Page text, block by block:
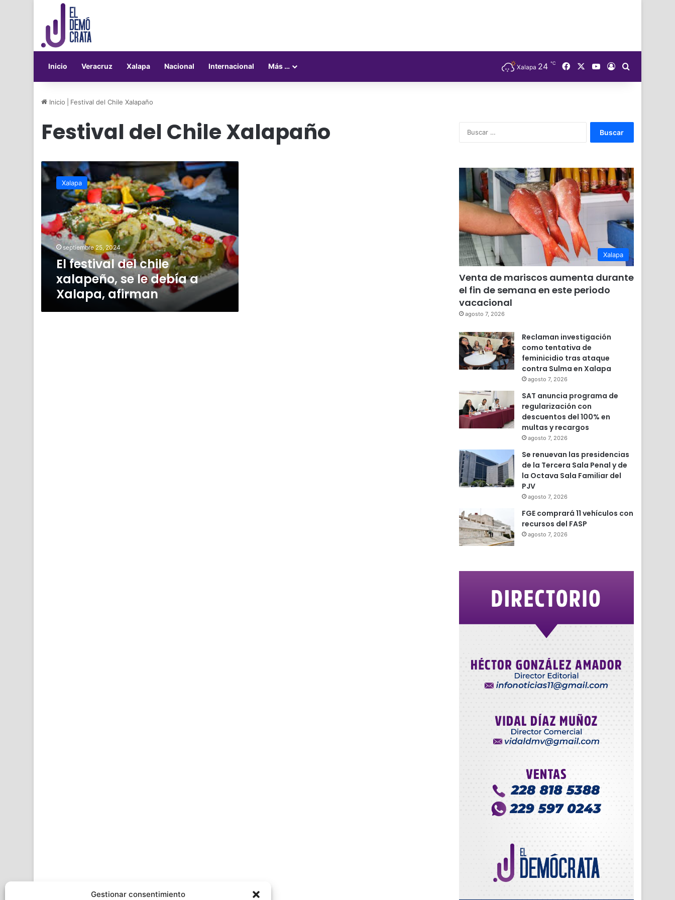
Gestionar consentimiento
Inicio Veracruz Xalapa Nacional Internacional Más … Xalapa 24 ℃ FacebookYouTube
Acceso
Inicio Festival del Chile Xalapaño
Festival del Chile Xalapaño
El
festival
xalapeño,
se
le
debía
Xalapa,
Xalapa
septiembre 25, 2024
El festival del chile
xalapeño, se le debía a
Xalapa, afirman
Xalapa
Venta de mariscos aumenta durante
el fin de semana en este periodo
vacacional
agosto 7, 2026
Reclaman investigación
como tentativa de
feminicidio tras ataque
contra Sulma en Xalapa
agosto 7, 2026
SAT anuncia programa de
regularización con
descuentos del 100% en
multas y recargos
agosto 7, 2026
Se renuevan las presidencias
de la Tercera Sala Penal y de
la Octava Sala Familiar del
PJV
agosto 7, 2026
FGE comprará 11 vehículos con
recursos del FASP
agosto 7, 2026